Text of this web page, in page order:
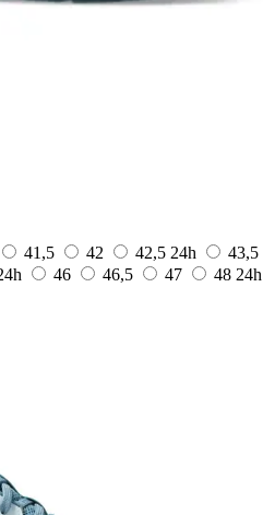
41,5 42 42,5 24h
43,5
46 46,5 47 48 24h